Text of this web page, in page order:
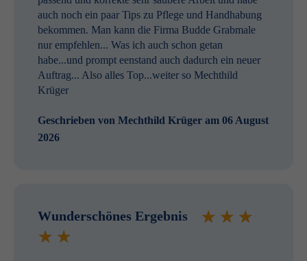
auch noch ein paar Tips zu Pflege und Handhabung
bekommen. Man kann die Firma Budde Grabmale
nur empfehlen... Was ich auch schon getan
habe...und prompt eenstand auch dadurch ein neuer
Auftrag... Also alles Top...weiter so Mechthild
Krüger
Geschrieben von Mechthild Krüger am 06 August
2026
Wunderschönes Ergebnis